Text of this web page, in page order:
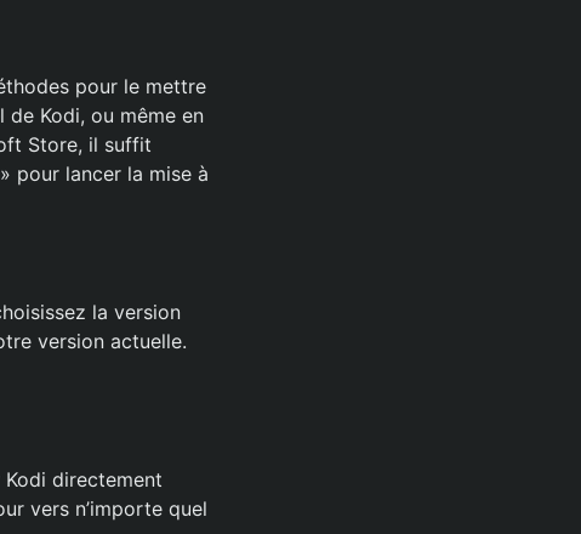
pour le mettre
Kodi, ou même en
Store, il suffit
pour lancer la mise à
la version
version actuelle.
Kodi directement
vers n’importe quel